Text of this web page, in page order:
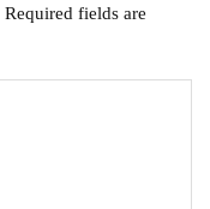
Required fields are